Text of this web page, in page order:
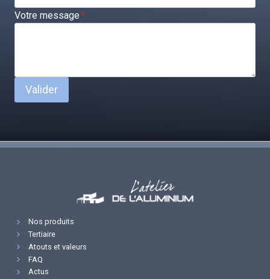
Votre message*
Valider
Nos produits
Tertiaire
Atouts et valeurs
FAQ
Actus